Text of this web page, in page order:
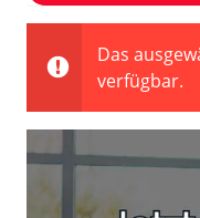
Das
verfügbar.